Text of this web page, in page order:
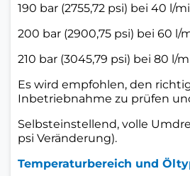
190 bar (2755,72 psi) bei 40 l/
200 bar (2900,75 psi) bei 60 l/
210 bar (3045,79 psi) bei 80 l/
Es wird empfohlen, den
Inbetriebnahme zu prüfen
Selbsteinstellend, volle
psi Veränderung).
Temperaturbereich und